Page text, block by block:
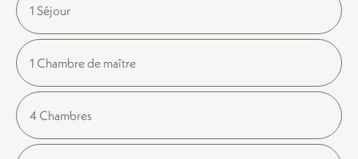
1 Séjour
1 Chambre de maître
4 Chambres